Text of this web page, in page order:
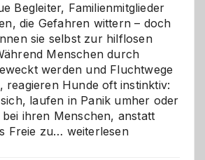
Begleiter, Familienmitglieder
die Gefahren wittern – doch
sie selbst zur hilflosen
Menschen durch
werden und Fluchtwege
reagieren Hunde oft instinktiv:
laufen in Panik umher oder
ihren Menschen, anstatt
Freie zu… Wenn
weiterlesen